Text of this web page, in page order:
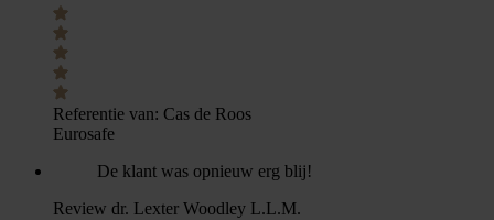
Referentie van: Cas de Roos
Eurosafe
De klant was opnieuw erg blij!
Review dr. Lexter Woodley L.L.M.